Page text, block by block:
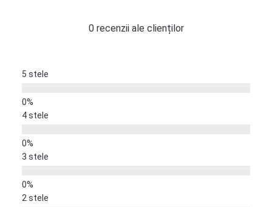
0 recenzii ale clienților
5 stele
4 stele
3 stele
2 stele